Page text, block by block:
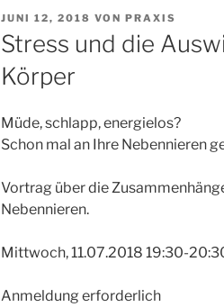
VERÖFFENTLICHT
AM
JUNI 12, 2018 VON PRAXIS
Stress und die
Körper
Müde, schlapp, energielos?
Schon mal an Ihre Nebennieren
Vortrag über die
Nebennieren.
Mittwoch, 11.07.2018 19:30-
Anmeldung erforderlich